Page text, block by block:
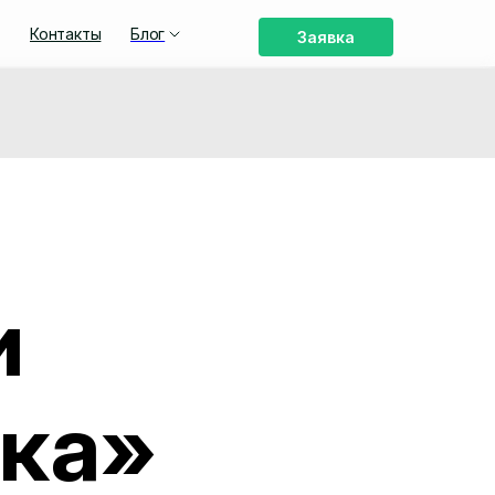
Заявка
Контакты Блог